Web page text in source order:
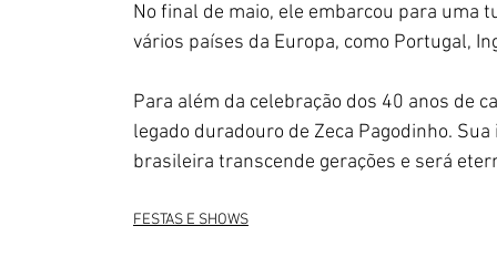
No final de maio, ele embarcou para uma
vários países da Europa, como Portugal,
Para além da celebração dos 40 anos de
legado duradouro de Zeca Pagodinho.
brasileira transcende gerações e será
FESTAS E SHOWS